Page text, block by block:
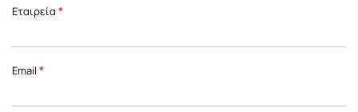
Επικοινωνία
Page
Εταιρεία *
Email *